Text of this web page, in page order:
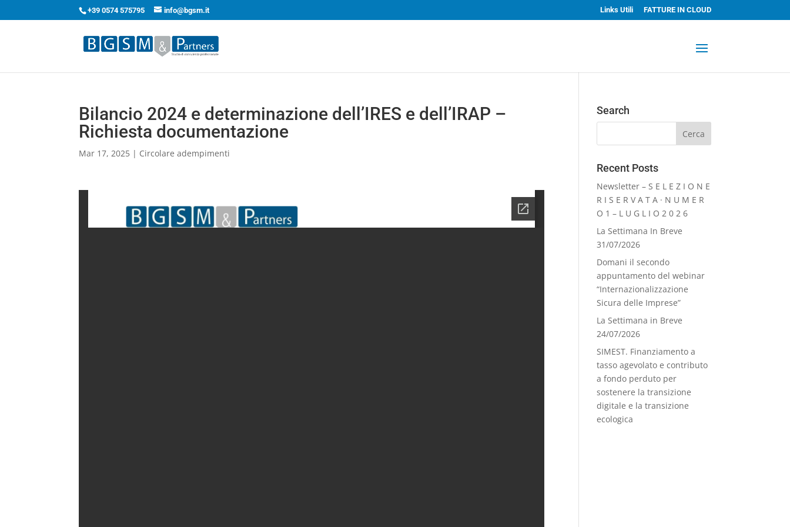
+39 0574 575795 info@bgsm.it Links Utili FATTURE IN CLOUD
Bilancio 2024 e determinazione dell’IRES e dell’IRAP –
Richiesta documentazione
Mar 17, 2025 | Circolare adempimenti
Search
Recent Posts
Newsletter – S E L E Z I O N E
R I S E R V A T A · N U M E R
O 1 – L U G L I O 2 0 2 6
La Settimana In Breve
31/07/2026
Domani il secondo
appuntamento del webinar
“Internazionalizzazione
Sicura delle Imprese”
La Settimana in Breve
24/07/2026
SIMEST. Finanziamento a
tasso agevolato e contributo
a fondo perduto per
sostenere la transizione
digitale e la transizione
ecologica